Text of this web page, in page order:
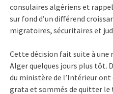
consulaires algériens et
sur fond d’un différend
migratoires, sécuritaires et
Cette décision fait suite à une
Alger quelques jours plus tôt.
du ministère de l’Intérieur
grata et sommés de quitter